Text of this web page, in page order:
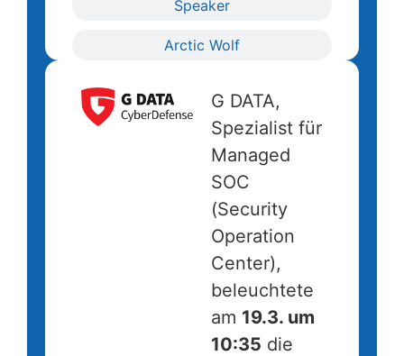
Speaker
Arctic Wolf
G DATA,
Spezialist für
Managed
SOC
(Security
Operation
Center),
beleuchtete
am 19.3. um
10:35 die